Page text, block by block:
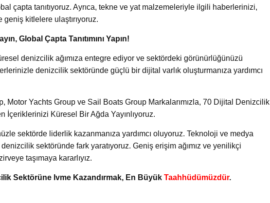
çapta tanıtıyoruz. Ayrıca, tekne ve yat malzemeleriyle ilgili haberlerinizi,
kitlelere ulaştırıyoruz.
Global Çapta Tanıtımını Yapın!
denizcilik ağımıza entegre ediyor ve sektördeki görünürlüğünüzü
denizcilik sektöründe güçlü bir dijital varlık oluşturmanıza yardımcı
Motor Yachts Group ve Sail Boats Group Markalarımızla, 70 Dijital Denizcilik
İçeriklerinizi Küresel Bir Ağda Yayınlıyoruz.
sektörde liderlik kazanmanıza yardımcı oluyoruz. Teknoloji ve medya
denizcilik sektöründe fark yaratıyoruz. Geniş erişim ağımız ve yenilikçi
taşımaya kararlıyız.
Sektörüne Ivme Kazandırmak, En Büyük Taahhüdümüzdür.